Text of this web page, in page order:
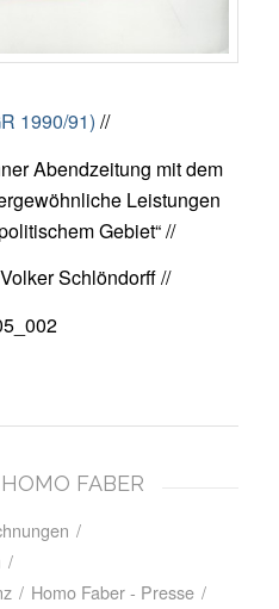
1990/91) //
Abendzeitung mit dem
Leistungen
Gebiet“ //
Schlöndorff //
FABER
/
/
/ Homo Faber - Presse /